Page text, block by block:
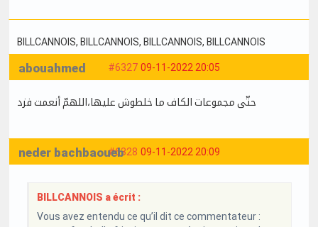
BILLCANNOIS, BILLCANNOIS, BILLCANNOIS, BILLCANNOIS
#6327 09-11-2022 20:05
abouahmed
حتّى مجموعات الكاف ما خلطوش عليها،اللهمّ أنعمت فزد
#6328 09-11-2022 20:09
neder bachbaoueb
BILLCANNOIS a écrit :
Vous avez entendu ce qu’il dit ce commentateur :